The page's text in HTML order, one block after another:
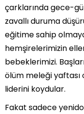
çarklarında gece-
zavallı duruma
eğitime sahip
hemşirelerimizin
bebeklerimizi.
ölüm meleği yaftası
liderini koydular.
Fakat sadece